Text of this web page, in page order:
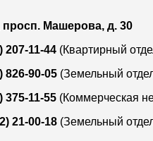
просп. Машерова, д. 30
207-11-44 (Квартирный
826-90-05 (Земельный
375-11-55 (Коммерческая
21-00-18 (Земельный